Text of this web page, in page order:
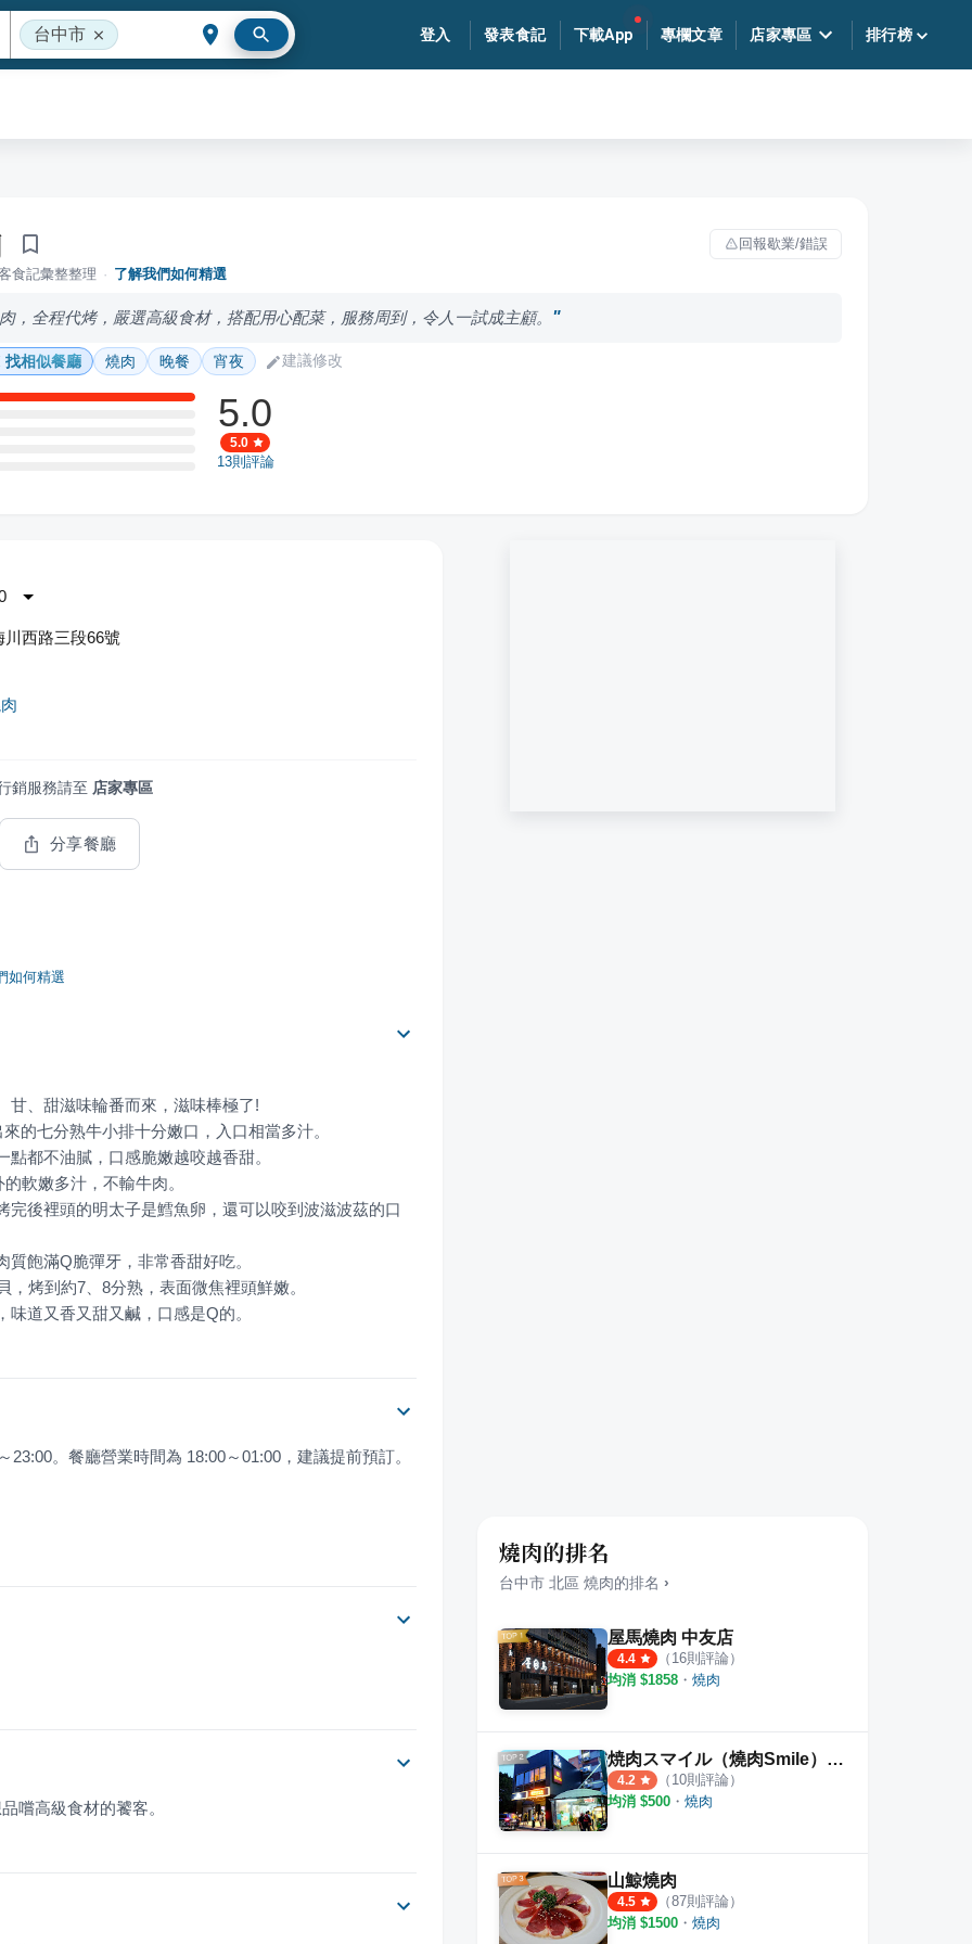
台中市 登入 發表食記 下載App 專欄文章 店家專區 排行榜
回報歇業/錯誤
食記彙整整理 · 了解我們如何精選
，全程代烤，嚴選高級食材，搭配用心配菜，服務周到，令人一試成主顧。
找相似餐廳 燒肉 晚餐 宵夜 建議修改
5.0
5.0
13則評論
西路三段66號
銷服務請至 店家專區
分享餐廳
如何精選
完後裡頭的明太子是鱈魚卵，還可以咬到波滋波茲的口
道又香又甜又鹹，口感是Q的。
。餐廳營業時間為 18:00～01:00，建議提前預訂。
嚐高級食材的饕客。
燒肉的排名
台中市 北區 燒肉的排名 ›
屋馬燒肉 中友店
4.4 （ 16則評論）
均消 $1858 ・ 燒肉
焼肉スマイル（燒肉Smile）台中一中店
4.2 （ 10則評論）
均消 $500 ・ 燒肉
山鯨燒肉
4.5 （87則評論）
均消 $1500 ・ 燒肉